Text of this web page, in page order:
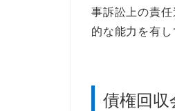
事訴訟上の責
的な能力を有
債権回収